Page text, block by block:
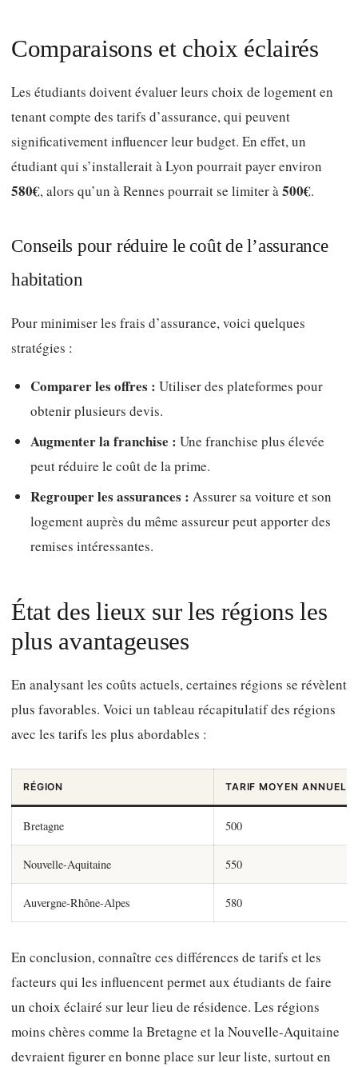
Comparaisons et choix éclairés
Les étudiants doivent évaluer leurs choix de logement en
tenant compte des tarifs d’assurance, qui peuvent
significativement influencer leur budget. En effet, un
étudiant qui s’installerait à Lyon pourrait payer environ
580€, alors qu’un à Rennes pourrait se limiter à500€.
Conseils pour réduire le coût de l’assurance
habitation
Pour minimiser les frais d’assurance, voici quelques
stratégies :
Comparer les offres : Utiliser des plateformes pour
obtenir plusieurs devis.
Augmenter la franchise : Une franchise plus élevée
peut réduire le coût de la prime.
Regrouper les assurances : Assurer sa voiture et son
logement auprès du même assureur peut apporter des
remises intéressantes.
État des lieux sur les régions les
plus avantageuses
En analysant les coûts actuels, certaines régions se révèlent
plus favorables. Voici un tableau récapitulatif des régions
avec les tarifs les plus abordables :
RÉGION TARIF MOYEN ANNUEL
Bretagne 500
Nouvelle-Aquitaine 550
Auvergne-Rhône-Alpes 580
En conclusion, connaître ces différences de tarifs et les
facteurs qui les influencent permet aux étudiants de faire
un choix éclairé sur leur lieu de résidence. Les régions
moins chères comme la Bretagne et la Nouvelle-Aquitaine
devraient figurer en bonne place sur leur liste, surtout en